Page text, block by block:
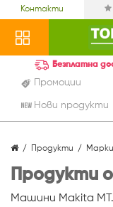
Контакти
Промоции
Нови продукти
Безплатна
Продукти Марки
Продукти
Машини Makita MT.